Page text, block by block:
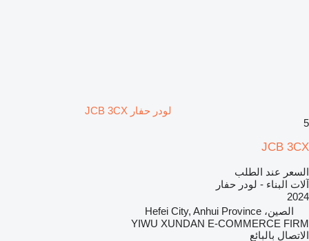
لودر حفار JCB 3CX
5
JCB 3CX
السعر عند الطلب
آلات البناء - لودر حفار
2024
الصين، Hefei City, Anhui Province
YIWU XUNDAN E-COMMERCE FIRM
الاتصال بالبائع